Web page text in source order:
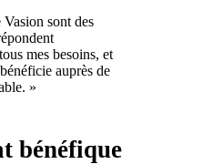
sont des
mes besoins, et
auprès de
»
bénéfique